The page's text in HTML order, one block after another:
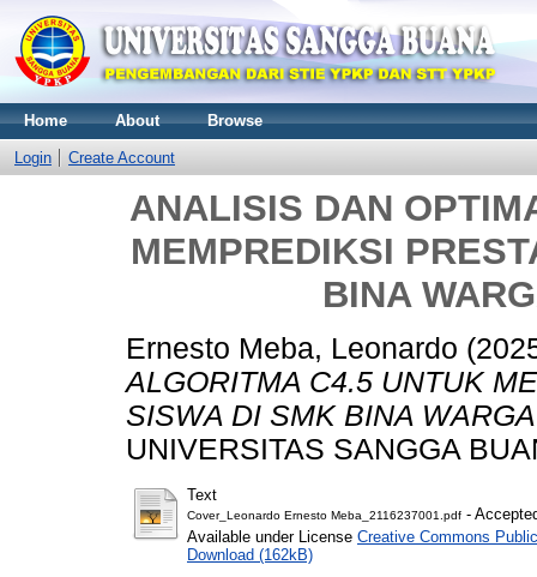
Home About Browse
Login Create Account
ANALISIS DAN
MEMPREDIKSI
BINA
Ernesto Meba, Leonardo
ALGORITMA C4.5 UNTUK
SISWA DI SMK BINA
UNIVERSITAS SANGGA
Text
Cover_Leonardo Ernesto Meba_2116237001.pdf -
Available under License Creative Commons
Download (162kB)